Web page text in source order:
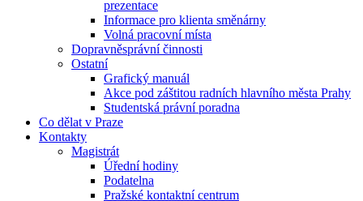
prezentace
Informace pro klienta směnárny
Volná pracovní místa
Dopravněsprávní činnosti
Ostatní
Grafický manuál
Akce pod záštitou radních hlavního města Prahy
Studentská právní poradna
Co dělat v Praze
Kontakty
Magistrát
Úřední hodiny
Podatelna
Pražské kontaktní centrum